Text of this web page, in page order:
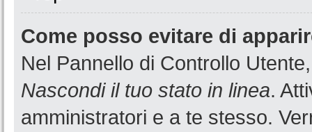
Come posso evitare di
Nel Pannello di Controllo
Nascondi il tuo stato in linea.
amministratori e a te stesso.